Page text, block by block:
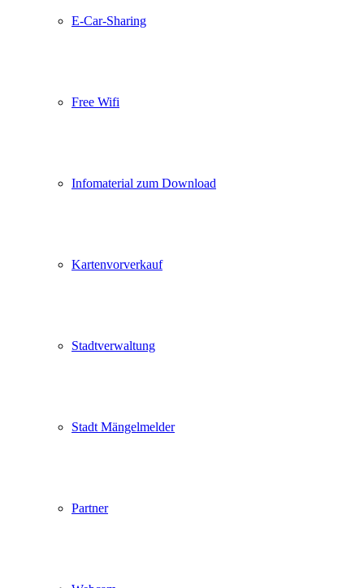
E-Car-Sharing
Free Wifi
Infomaterial zum Download
Kartenvorverkauf
Stadtverwaltung
Stadt Mängelmelder
Partner